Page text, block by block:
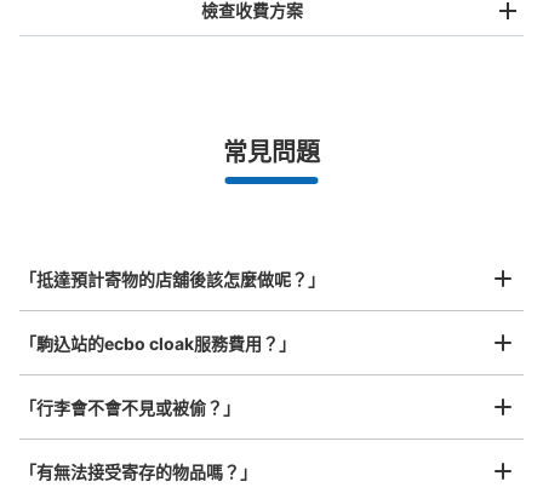
事先用手機預約
指定的日期和時間
工作人員拍完行李照片後
全國有1,000家以上合作店鋪
我們與許多地點方便的車站內店舖以及24小時營業的店鋪合作。
檢查收費方案
最長邊未滿45cm的行李（小型背包、手提包、手提行李
¥800/日
常見問題
「抵達預計寄物的店舖後該怎麼做呢？」
「駒込站的ecbo cloak服務費用？」
「行李會不會不見或被偷？」
「有無法接受寄存的物品嗎？」